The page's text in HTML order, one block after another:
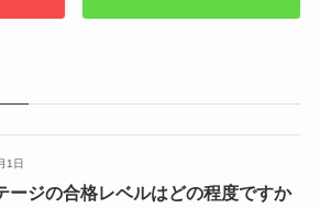
1日
ージの合格レベルはどの程度ですか